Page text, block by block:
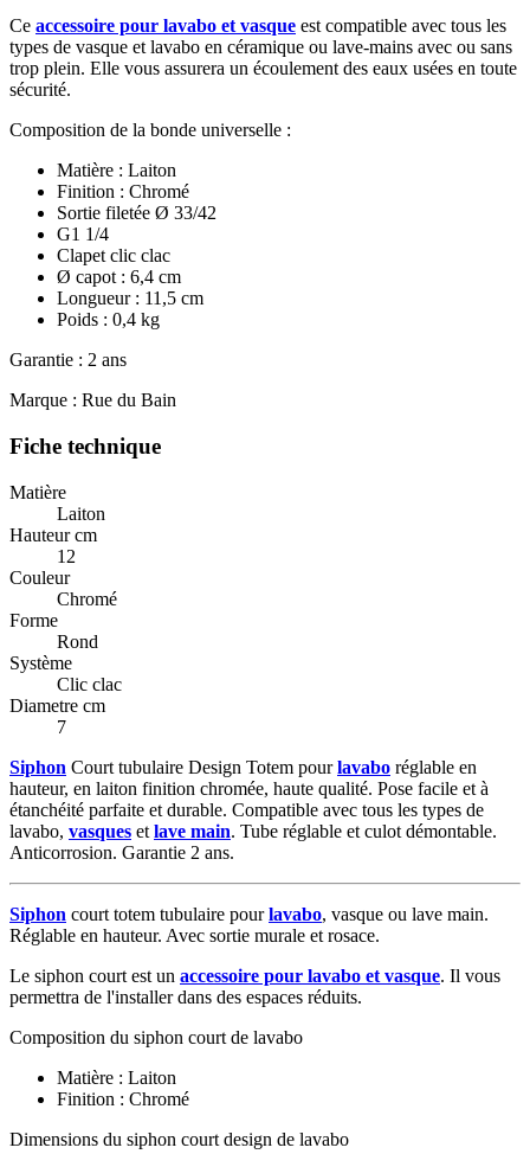
Ce accessoire pour lavabo et vasque est compatible avec tous les
types de vasque et lavabo en céramique ou lave-mains avec ou sans
trop plein. Elle vous assurera un écoulement des eaux usées en toute
sécurité.
Composition de la bonde universelle :
Matière : Laiton
Finition : Chromé
Sortie filetée Ø 33/42
G1 1/4
Clapet clic clac
Ø capot : 6,4 cm
Longueur : 11,5 cm
Poids : 0,4 kg
Garantie : 2 ans
Marque : Rue du Bain
Fiche technique
Matière
Laiton
Hauteur cm
12
Couleur
Chromé
Forme
Rond
Système
Clic clac
Diametre cm
7
Siphon Court tubulaire Design Totem pourlavabo réglable en
hauteur, en laiton finition chromée, haute qualité. Pose facile et à
étanchéité parfaite et durable. Compatible avec tous les types de
lavabo, vasques et lave main. Tube réglable et culot démontable.
Anticorrosion. Garantie 2 ans.
Siphon court totem tubulaire pourlavabo, vasque ou lave main.
Réglable en hauteur. Avec sortie murale et rosace.
Le siphon court est un accessoire pour lavabo et vasque. Il vous
permettra de l'installer dans des espaces réduits.
Composition du siphon court de lavabo
Matière : Laiton
Finition : Chromé
Dimensions du siphon court design de lavabo